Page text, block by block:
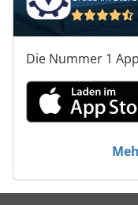
Die Nummer 1